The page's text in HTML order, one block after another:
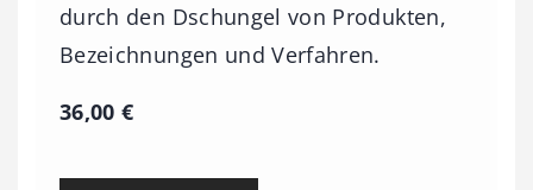
durch den Dschungel von Produkten,
Bezeichnungen und Verfahren.
36,00€